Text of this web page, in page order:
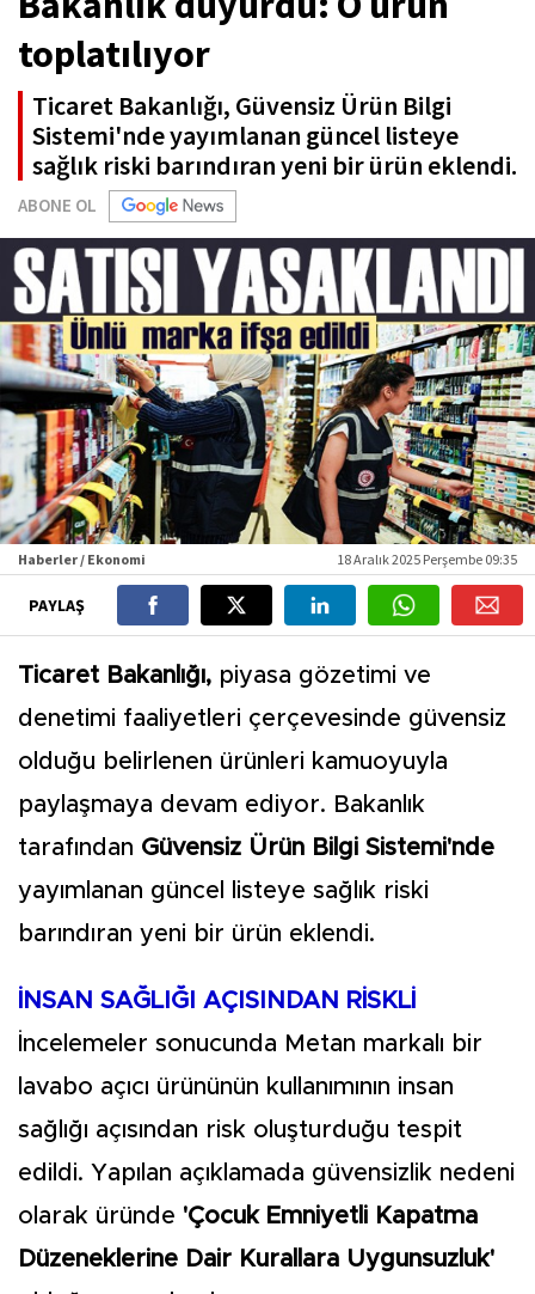
toplatılıyor
Ticaret Bakanlığı, Güvensiz Ürün Bilgi
Sistemi'nde yayımlanan güncel listeye
sağlık riski barındıran yeni bir ürün eklendi.
ABONE OL
Haberler / Ekonomi 18 Aralık 2025 Perşembe 09:35
PAYLAŞ
Ticaret Bakanlığı, piyasa gözetimi ve
denetimi faaliyetleri çerçevesinde güvensiz
olduğu belirlenen ürünleri kamuoyuyla
paylaşmaya devam ediyor. Bakanlık
tarafından Güvensiz Ürün Bilgi Sistemi'nde
yayımlanan güncel listeye sağlık riski
barındıran yeni bir ürün eklendi.
İNSAN SAĞLIĞI AÇISINDAN RİSKLİ
İncelemeler sonucunda Metan markalı bir
lavabo açıcı ürününün kullanımının insan
sağlığı açısından risk oluşturduğu tespit
edildi. Yapılan açıklamada güvensizlik nedeni
olarak üründe 'Çocuk Emniyetli Kapatma
Düzeneklerine Dair Kurallara Uygunsuzluk'